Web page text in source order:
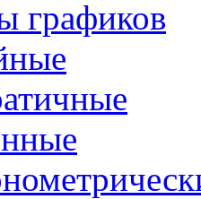
графиков